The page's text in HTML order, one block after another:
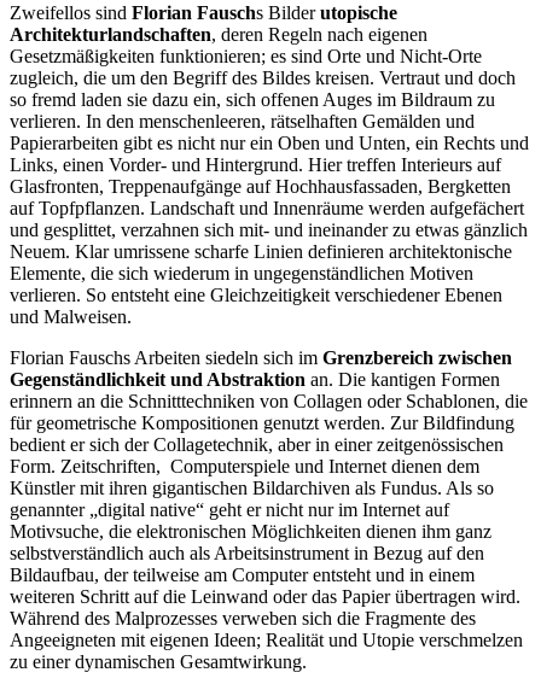
Zweifellos sind Florian Fauschs Bilderutopische
Architekturlandschaften, deren Regeln nach eigenen
Gesetzmäßigkeiten funktionieren; es sind Orte und Nicht-Orte
zugleich, die um den Begriff des Bildes kreisen. Vertraut und doch
so fremd laden sie dazu ein, sich offenen Auges im Bildraum zu
verlieren. In den menschenleeren, rätselhaften Gemälden und
Papierarbeiten gibt es nicht nur ein Oben und Unten, ein Rechts und
Links, einen Vorder- und Hintergrund. Hier treffen Interieurs auf
Glasfronten, Treppenaufgänge auf Hochhausfassaden, Bergketten
auf Topfpflanzen. Landschaft und Innenräume werden aufgefächert
und gesplittet, verzahnen sich mit- und ineinander zu etwas gänzlich
Neuem. Klar umrissene scharfe Linien definieren architektonische
Elemente, die sich wiederum in ungegenständlichen Motiven
verlieren. So entsteht eine Gleichzeitigkeit verschiedener Ebenen
und Malweisen.
Florian Fauschs Arbeiten siedeln sich im Grenzbereich zwischen
Gegenständlichkeit und Abstraktion an. Die kantigen Formen
erinnern an die Schnitttechniken von Collagen oder Schablonen, die
für geometrische Kompositionen genutzt werden. Zur Bildfindung
bedient er sich der Collagetechnik, aber in einer zeitgenössischen
Form. Zeitschriften, Computerspiele und Internet dienen dem
Künstler mit ihren gigantischen Bildarchiven als Fundus. Als so
genannter „digital native“ geht er nicht nur im Internet auf
Motivsuche, die elektronischen Möglichkeiten dienen ihm ganz
selbstverständlich auch als Arbeitsinstrument in Bezug auf den
Bildaufbau, der teilweise am Computer entsteht und in einem
weiteren Schritt auf die Leinwand oder das Papier übertragen wird.
Während des Malprozesses verweben sich die Fragmente des
Angeeigneten mit eigenen Ideen; Realität und Utopie verschmelzen
zu einer dynamischen Gesamtwirkung.